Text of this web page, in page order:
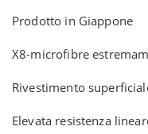
Prodotto in Giappone
X8-microfibre
Rivestimento
Elevata resistenza